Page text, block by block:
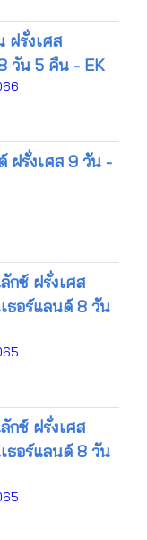
ฝรั่งเศส
วัน 5 คืน - EK
ฝรั่งเศส 9 วัน -
กซ์ ฝรั่งเศส
เธอร์แลนด์ 8 วัน
กซ์ ฝรั่งเศส
เธอร์แลนด์ 8 วัน